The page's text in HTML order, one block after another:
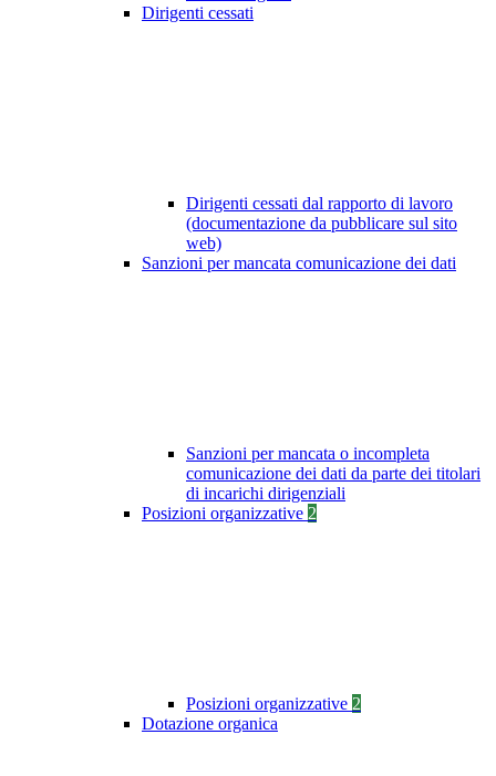
Dirigenti cessati
Dirigenti cessati dal rapporto di lavoro
(documentazione da pubblicare sul sito
web)
Sanzioni per mancata comunicazione dei dati
Sanzioni per mancata o incompleta
comunicazione dei dati da parte dei titolari
di incarichi dirigenziali
Posizioni organizzative 2
Posizioni organizzative 2
Dotazione organica